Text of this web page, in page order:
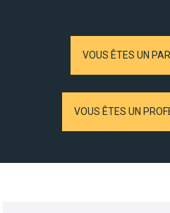
VOUS ÊTES UN
VOUS ÊTES UN